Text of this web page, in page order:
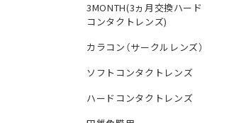
3MONTH(3ヵ月交換ハード
コンタクトレンズ)
カラコン（サークルレンズ）
ソフトコンタクトレンズ
ハードコンタクトレンズ